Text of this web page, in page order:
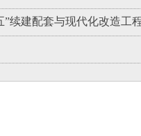
”续建配套与现代化改造工